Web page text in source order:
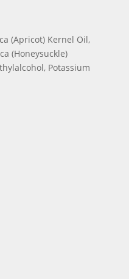
(Apricot) Kernel Oil,
(Honeysuckle)
Potassium